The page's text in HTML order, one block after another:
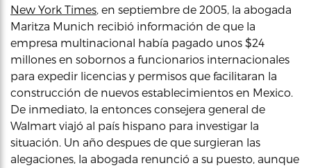
New York Times, en septiembre de 2005, la abogada
Maritza Munich recibió información de que la
empresa multinacional había pagado unos $24
millones en sobornos a funcionarios internacionales
para expedir licencias y permisos que facilitaran la
construcción de nuevos establecimientos en Mexico.
De inmediato, la entonces consejera general de
Walmart viajó al país hispano para investigar la
situación. Un año despues de que surgieran las
alegaciones, la abogada renunció a su puesto, aunque